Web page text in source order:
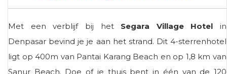
Met een verblijf bij het Segara Village Hotel in
Denpasar bevind je je aan het strand. Dit 4-sterrenhotel
ligt op 400m van Pantai Karang Beach en op 1,8 km van
Sanur Beach. Doe of je thuis bent in één van de 120